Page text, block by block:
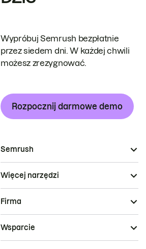
Wypróbuj Semrush bezpłatnie
przez siedem dni. W każdej chwili
możesz zrezygnować.
Rozpocznij darmowe demo
Semrush
Więcej narzędzi
Firma
Wsparcie